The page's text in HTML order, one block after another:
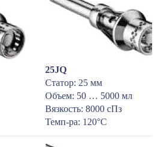
25JQ
Статор: 25 мм
Объем: 50 … 5000 мл
Вязкость: 8000 сПз
Темп-ра: 120°С